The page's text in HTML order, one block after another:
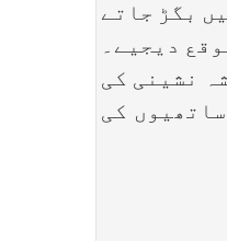
بگڑ جاتے
دیجیے۔
نشینی کی
کی